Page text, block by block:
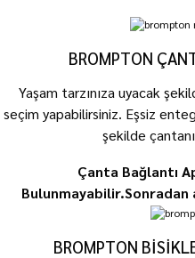
BROMPTON
Yaşam tarzınıza uyacak
seçim yapabilirsiniz. Eşsiz
şekilde
Çanta Bağlantı
BROMPTON